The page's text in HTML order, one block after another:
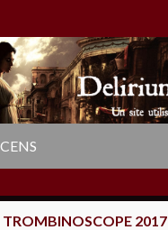
for:
TROMBINOSCOPE 2017